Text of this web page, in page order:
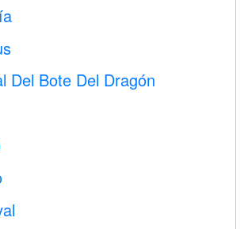
Del Bote Del Dragón